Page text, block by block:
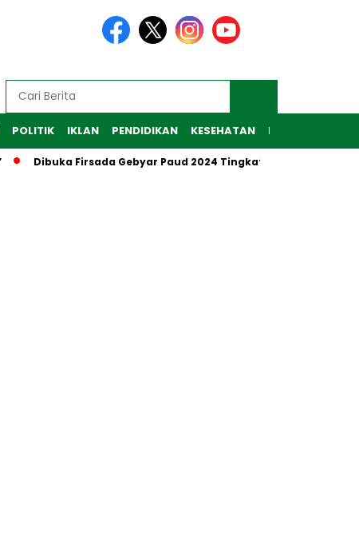
POLITIK IKLAN PENDIDIKAN KESEHATAN RAGAM
Dibuka Firsada Gebyar Paud 2024 Tingkat Kabupaten Tubaba